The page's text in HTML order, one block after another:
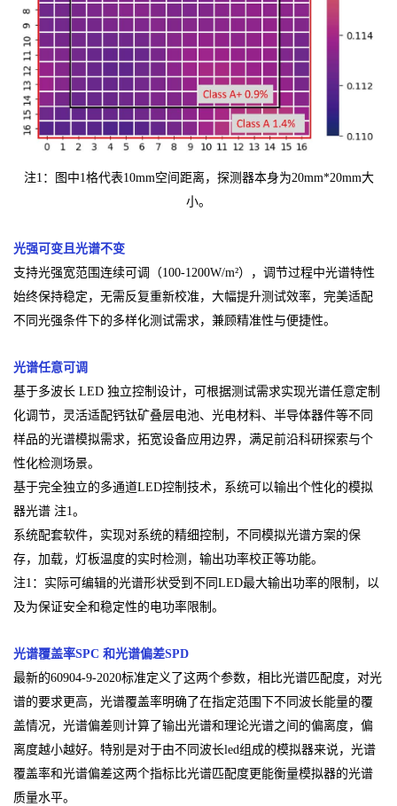
注1：图中1格代表10mm空间距离，探测器本身为20mm*20mm大
小。
光强可变且光谱不变
支持光强宽范围连续可调（100-1200W/m²），调节过程中光谱特性
始终保持稳定，无需反复重新校准，大幅提升测试效率，完美适配
不同光强条件下的多样化测试需求，兼顾精准性与便捷性。
光谱任意可调
基于多波长 LED 独立控制设计，可根据测试需求实现光谱任意定制
化调节，灵活适配钙钛矿叠层电池、光电材料、半导体器件等不同
样品的光谱模拟需求，拓宽设备应用边界，满足前沿科研探索与个
性化检测场景。
基于完全独立的多通道LED控制技术，系统可以输出个性化的模拟
器光谱 注1。
系统配套软件，实现对系统的精细控制，不同模拟光谱方案的保
存，加载，灯板温度的实时检测，输出功率校正等功能。
注1：实际可编辑的光谱形状受到不同LED最大输出功率的限制，以
及为保证安全和稳定性的电功率限制。
光谱覆盖率SPC 和光谱偏差SPD
最新的60904-9-2020标准定义了这两个参数，相比光谱匹配度，对光
谱的要求更高，光谱覆盖率明确了在指定范围下不同波长能量的覆
盖情况，光谱偏差则计算了输出光谱和理论光谱之间的偏离度，偏
离度越小越好。特别是对于由不同波长led组成的模拟器来说，光谱
覆盖率和光谱偏差这两个指标比光谱匹配度更能衡量模拟器的光谱
质量水平。